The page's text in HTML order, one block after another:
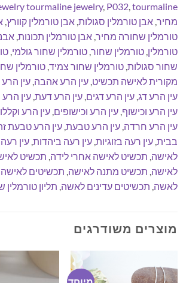
tourmaline jewelry, P032,tourmaline
מחיר,אבן טורמלין סגולות,אבן טורמלין קוורץ,
טורמלין שחורה מחיר,אבן טורמלין תכונות,
טורמלין,טורמלין שחור,טורמלין שחור גולמי,
שחור סגולות,טורמלין שחור צמיד,טורמלין
מקורית לאישה תכשיט,עין הרע אהבה,עין הרע
עין הרע דג,עין הרע דגים,עין הרע דעת,עין
עין הרע וכישוף,עין הרע וכישופים,עין הרע
עין הרע חרדה,עין הרע טבעת,עין הרע טבעת
בבית,עין רעה בזוגיות,עין רעה ביהדות,עין
לאישה, תכשיט לאישה אחרי לידה, תכשיט
לאישה, תכשיט מתנה לאישה, תכשיטים
לאשה, תכשיטים עדינים לאשה, תליון טורמלין
מוצרים משודרגים